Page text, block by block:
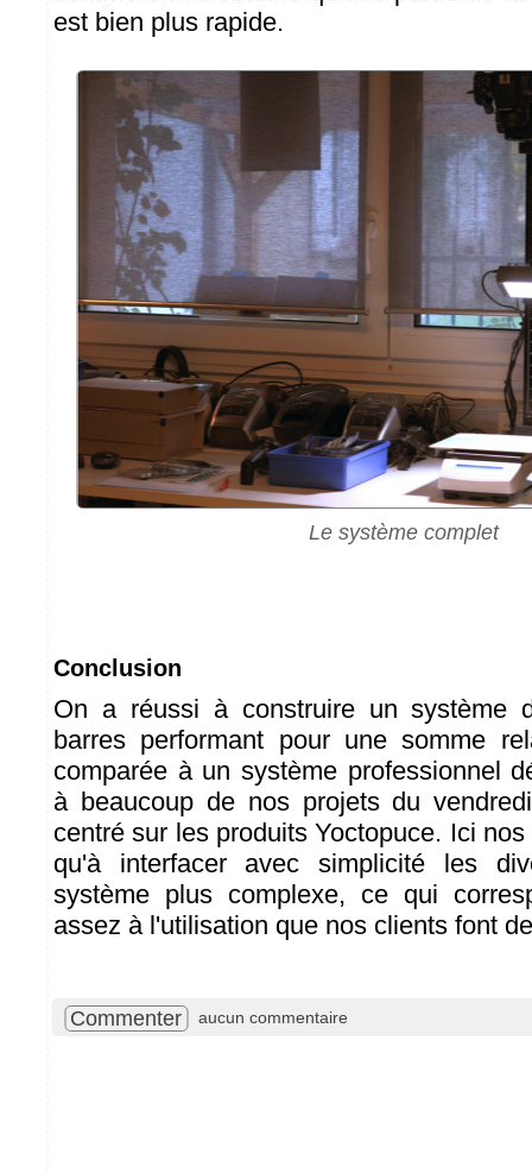
est bien plus rapide.
Le système complet
Conclusion
On a réussi à construire un système
barres performant pour une somme
comparée à un système professionnel
à beaucoup de nos projets du
centré sur les produits Yoctopuce. Ici
qu'à interfacer avec simplicité les
système plus complexe, ce qui
assez à l'utilisation que nos clients font
Commenter aucun commentaire